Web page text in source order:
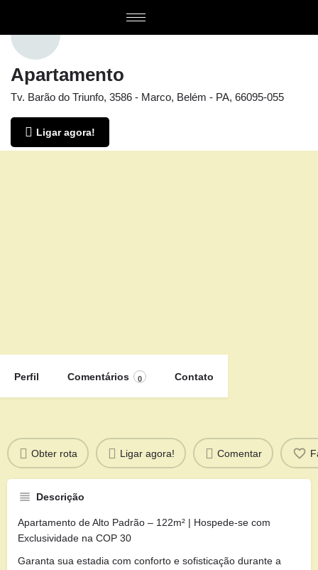
Apartamento
Tv. Barão do Triunfo, 3586 - Marco, Belém - PA, 66095-055
Ligar agora!
Perfil Comentários 0 Contato
Obter rota Ligar agora! Comentar
Descrição
Apartamento de Alto Padrão – 122m² | Hospede-se com
Exclusividade na COP 30
Garanta sua estadia com conforto e sofisticação durante a